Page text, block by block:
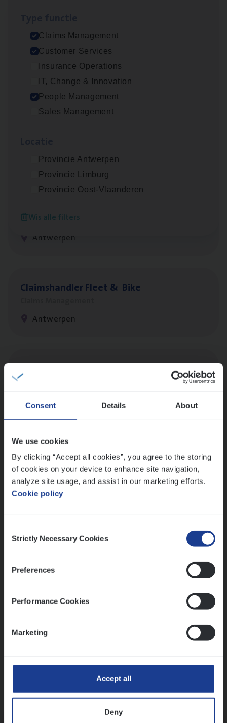
Consent Details About
We use cookies
By clicking “Accept all cookies”, you agree to the storing
of cookies on your device to enhance site navigation,
analyze site usage, and assist in our marketing efforts.
Cookie policy
Selection
Strictly Necessary Cookies
Preferences
Performance Cookies
Marketing
Accept all
Deny
Claims Management
Customer Services
Insurance Operations
IT, Change & Innovation
People Management
Sales Management
Provincie Antwerpen
Provincie Limburg
Provincie Oost-Vlaanderen
Wis alle filters
Scha­de­be­heer­der verzekeringen
Claims Management
Sint-Niklaas/Temse
Scha­de Expert Fleet
Cus­to­mer Care Expert
Customer Services
Antwerpen
Claims­hand­ler Fleet& Bike
Antwerpen
Busi­ness Mana­ger Mari­ne Cargo
People Management, Sales Management
Antwerpen
Lees onze verhalen
Meer dan collega’s: hoe Julie en Aurélie elkaar
versterken
Mathias houdt van diepgaande dossiers én droge
Kennismaking met HR